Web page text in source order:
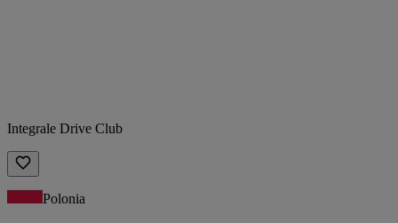
Integrale Drive Club
Polonia